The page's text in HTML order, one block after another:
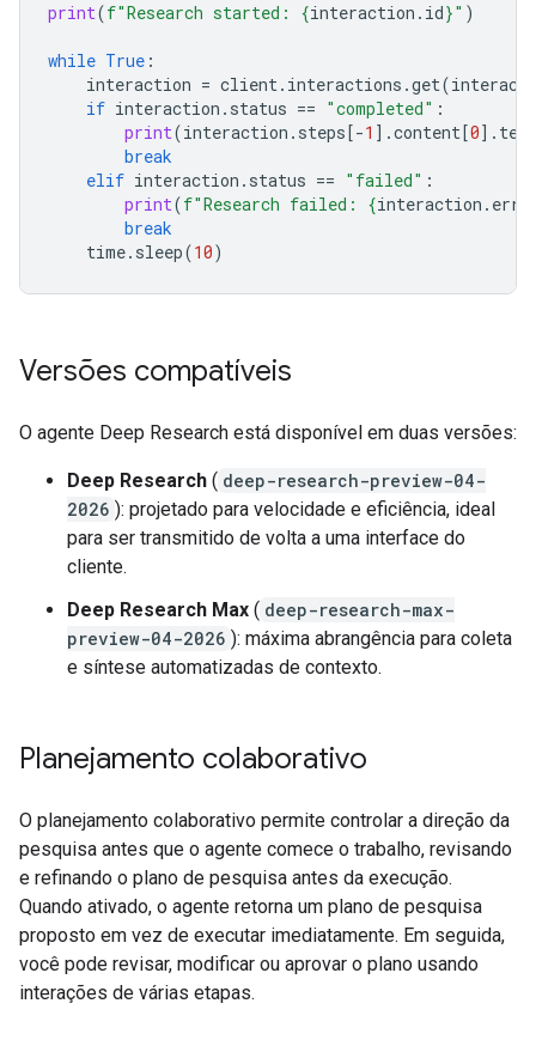
print(f"Research started: {interaction . id}" )
while True :
interaction = client. interactions .get(
if interaction . status == "completed" :
print(interaction . steps[-1 ] .content[0] . text
break
elif interaction . status == "failed" :
print(f"Research failed: {interaction .
break
time. sleep(10)
Versões compatíveis
O agente Deep Research está disponível em duas versões:
Deep Research ( deep-research-preview-04-
2026 ): projetado para velocidade e eficiência, ideal
para ser transmitido de volta a uma interface do
cliente.
Deep Research Max ( deep-research-max-
preview-04-2026 ): máxima abrangência para coleta
e síntese automatizadas de contexto.
Planejamento colaborativo
O planejamento colaborativo permite controlar a direção da
pesquisa antes que o agente comece o trabalho, revisando
e refinando o plano de pesquisa antes da execução.
Quando ativado, o agente retorna um plano de pesquisa
proposto em vez de executar imediatamente. Em seguida,
você pode revisar, modificar ou aprovar o plano usando
interações de várias etapas.